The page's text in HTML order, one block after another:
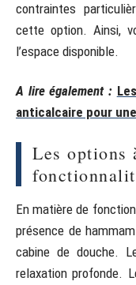
contraintes
cette option. Ainsi,
l’espace disponible.
A lire également :
anticalcaire pour
Les options
En matière de
présence de
cabine de douche.
relaxation profonde.